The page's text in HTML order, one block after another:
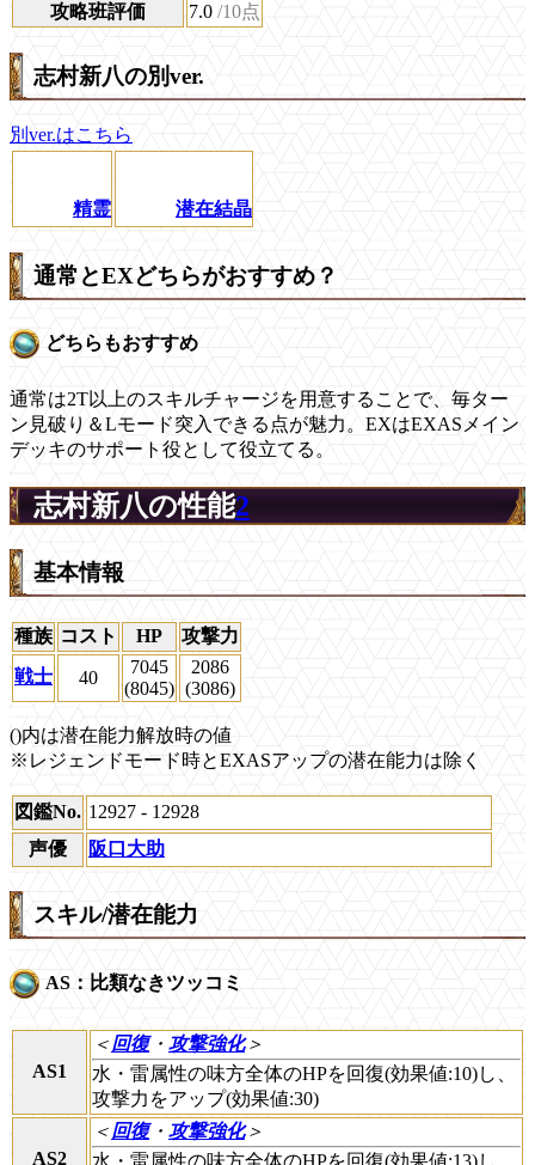
攻略班評価 7.0 /10点
志村新八の別ver.
別ver.はこちら
精霊 潜在結晶
通常とEXどちらがおすすめ？
どちらもおすすめ
通常は2T以上のスキルチャージを用意することで、毎ター
ン見破り＆Lモード突入できる点が魅力。EXはEXASメイン
デッキのサポート役として役立てる。
志村新八の性能2
基本情報
種族 コスト HP
攻撃力
戦士
40
7045
(8045)
2086
(3086)
()内は潜在能力解放時の値
※レジェンドモード時とEXASアップの潜在能力は除く
図鑑No. 12927 - 12928
声優
阪口大助
スキル/潜在能力
AS：比類なきツッコミ
AS1
＜回復・ 攻撃強化＞
水・雷属性の味方全体のHPを回復(効果値:10)し、
攻撃力をアップ(効果値:30)
AS2
＜回復・ 攻撃強化＞
水・雷属性の味方全体のHPを回復(効果値:13)し、